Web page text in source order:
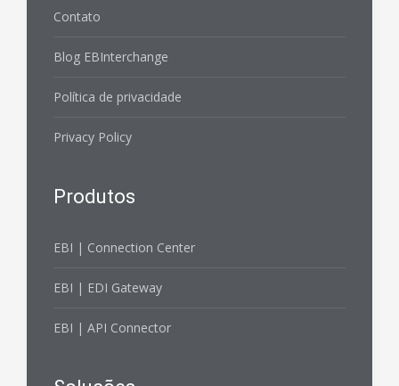
Contato
Blog EBInterchange
Política de privacidade
Privacy Policy
Produtos
EBI | Connection Center
EBI | EDI Gateway
EBI | API Connector